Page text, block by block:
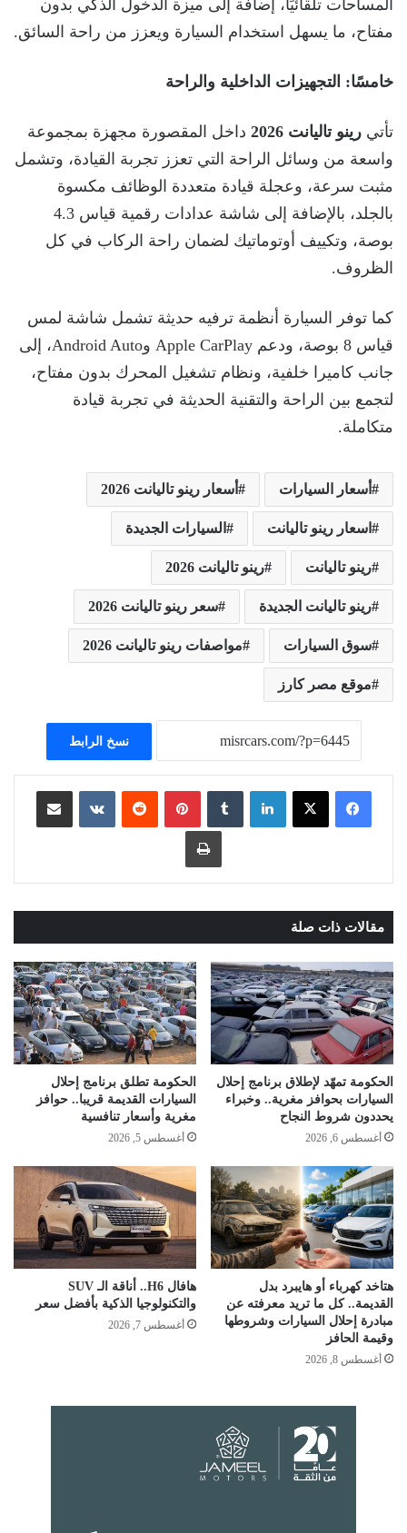
المساحات تلقائيًا، إضافة إلى ميزة الدخول الذكي بدون
مفتاح، ما يسهل استخدام السيارة ويعزز من راحة السائق.
خامسًا: التجهيزات الداخلية والراحة
تأتي رينو تاليانت 2026
داخل المقصورة مجهزة بمجموعة
واسعة من وسائل الراحة التي تعزز تجربة القيادة، وتشمل
مثبت سرعة، وعجلة قيادة متعددة الوظائف مكسوة
بالجلد، بالإضافة إلى شاشة عدادات رقمية قياس 4.3
بوصة، وتكييف أوتوماتيك لضمان راحة الركاب في كل
الظروف.
كما توفر السيارة أنظمة ترفيه حديثة تشمل شاشة لمس
قياس 8 بوصة، ودعم Apple CarPlay وAndroid Auto، إلى
جانب كاميرا خلفية، ونظام تشغيل المحرك بدون مفتاح،
لتجمع بين الراحة والتقنية الحديثة في تجربة قيادة
متكاملة.
أسعار السيارات أسعار رينو تاليانت 2026
اسعار رينو تاليانت السيارات الجديدة
رينو تاليانت رينو تاليانت 2026
رينو تاليانت الجديدة سعر رينو تاليانت 2026
سوق السيارات مواصفات رينو تاليانت 2026
موقع مصر كارز
نسخ الرابط
لينكدإن ‏Tumblr بينتيريست
‏Reddit
‏VKontakte مشاركة عبر البريد
طباعة
مقالات ذات صلة
الحكومة تمهّد لإطلاق برنامج إحلال
السيارات بحوافز مغرية.. وخبراء
يحددون شروط النجاح
أغسطس 6, 2026
الحكومة تطلق برنامج إحلال
السيارات القديمة قريبا.. حوافز
مغرية وأسعار تنافسية
أغسطس 5, 2026
هتاخد كهرباء أو هايبرد بدل
القديمة.. كل ما تريد معرفته عن
مبادرة إحلال السيارات وشروطها
وقيمة الحافز
أغسطس 8, 2026
هافال H6.. أناقة الـ SUV
والتكنولوجيا الذكية بأفضل سعر
أغسطس 7, 2026